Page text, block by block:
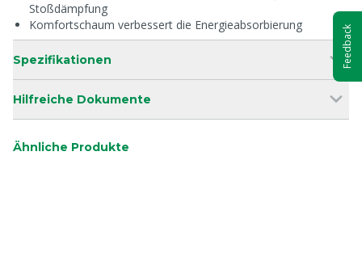
Stoßdämpfung
Komfortschaum verbessert die Energieabsorbierung
Spezifikationen
Hilfreiche Dokumente
Ähnliche Produkte
Feedback